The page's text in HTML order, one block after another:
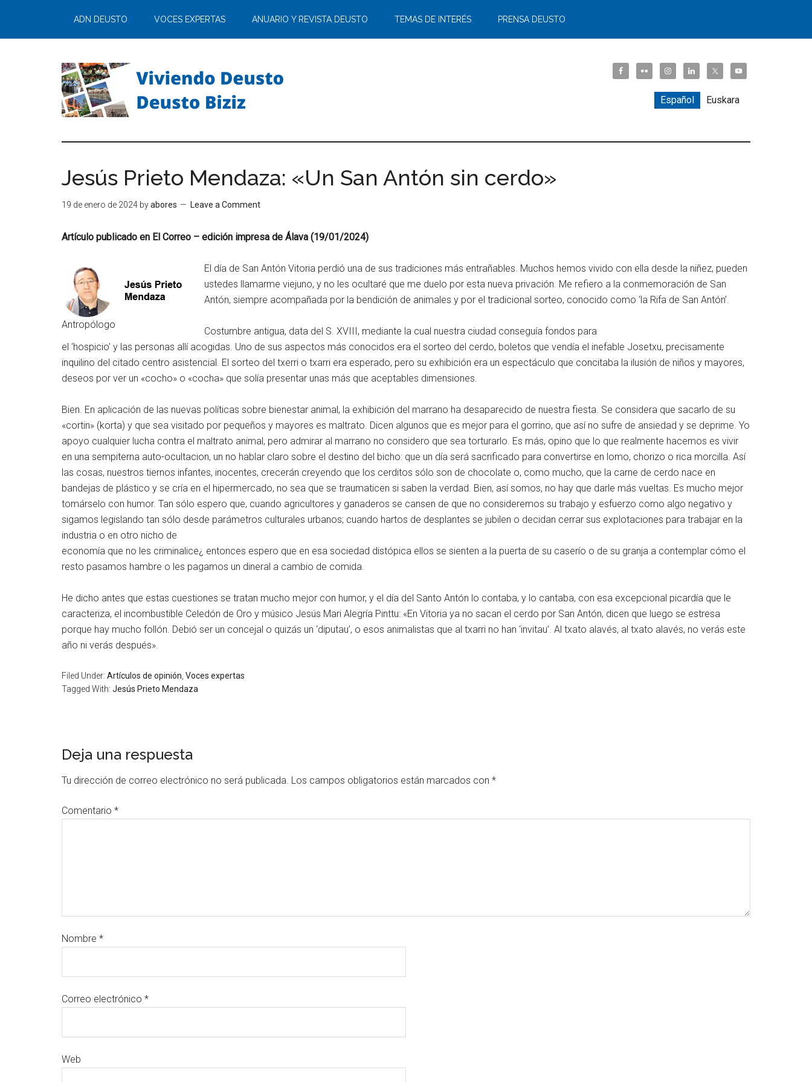
ADN DEUSTO VOCES EXPERTAS ANUARIO Y REVISTA DEUSTO TEMAS DE INTERÉS PRENSA DEUSTO
Español Euskara
Jesús Prieto Mendaza: «Un San Antón sin cerdo»
19 de enero de 2024 byabores Leave a Comment
Artículo publicado en El Correo – edición impresa de Álava (19/01/2024)
Antropólogo
El día de San Antón Vitoria perdió una de sus tradiciones más entrañables. Muchos hemos vivido con ella desde la niñez, pueden
ustedes llamarme viejuno, y no les ocultaré que me duelo por esta nueva privación. Me refiero a la conmemoración de San
Antón, siempre acompañada por la bendición de animales y por el tradicional sorteo, conocido como ‘la Rifa de San Antón’.
Costumbre antigua, data del S. XVIII, mediante la cual nuestra ciudad conseguía fondos para
el ‘hospicio’ y las personas allí acogidas. Uno de sus aspectos más conocidos era el sorteo del cerdo, boletos que vendía el inefable Josetxu, precisamente
inquilino del citado centro asistencial. El sorteo del txerri o txarri era esperado, pero su exhibición era un espectáculo que concitaba la ilusión de niños y mayores,
deseos por ver un «cocho» o «cocha» que solía presentar unas más que aceptables dimensiones.
Bien. En aplicación de las nuevas políticas sobre bienestar animal, la exhibición del marrano ha desaparecido de nuestra fiesta. Se considera que sacarlo de su
«cortin» (korta) y que sea visitado por pequeños y mayores es maltrato. Dicen algunos que es mejor para el gorrino, que así no sufre de ansiedad y se deprime. Yo
apoyo cualquier lucha contra el maltrato animal, pero admirar al marrano no considero que sea torturarlo. Es más, opino que lo que realmente hacemos es vivir
en una sempiterna auto-ocultacion, un no hablar claro sobre el destino del bicho: que un día será sacrificado para convertirse en lomo, chorizo o rica morcilla. Así
las cosas, nuestros tiernos infantes, inocentes, crecerán creyendo que los cerditos sólo son de chocolate o, como mucho, que la carne de cerdo nace en
bandejas de plástico y se cría en el hipermercado, no sea que se traumaticen si saben la verdad. Bien, así somos, no hay que darle más vueltas. Es mucho mejor
tomárselo con humor. Tan sólo espero que, cuando agricultores y ganaderos se cansen de que no consideremos su trabajo y esfuerzo como algo negativo y
sigamos legislando tan sólo desde parámetros culturales urbanos; cuando hartos de desplantes se jubilen o decidan cerrar sus explotaciones para trabajar en la
industria o en otro nicho de
economía que no les criminalice¿ entonces espero que en esa sociedad distópica ellos se sienten a la puerta de su caserío o de su granja a contemplar cómo el
resto pasamos hambre o les pagamos un dineral a cambio de comida.
He dicho antes que estas cuestiones se tratan mucho mejor con humor, y el día del Santo Antón lo contaba, y lo cantaba, con esa excepcional picardía que le
caracteriza, el incombustible Celedón de Oro y músico Jesús Mari Alegría Pinttu: «En Vitoria ya no sacan el cerdo por San Antón, dicen que luego se estresa
porque hay mucho follón. Debió ser un concejal o quizás un ‘diputau’, o esos animalistas que al txarri no han ‘invitau’. Al txato alavés, al txato alavés, no verás este
año ni verás después».
Filed Under: Artículos de opinión Voces expertas
Tagged With: Jesús Prieto Mendaza
Deja una respuesta
Tu dirección de correo electrónico no será publicada. Los campos obligatorios están marcados con *
Comentario *
Nombre *
Correo electrónico *
Web